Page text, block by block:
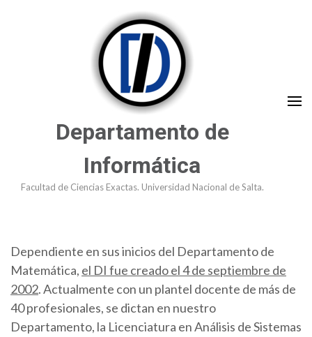
Departamento de
Informática
Facultad de Ciencias Exactas. Universidad Nacional de Salta.
Dependiente en sus inicios del Departamento de
Matemática, el DI fue creado el 4 de septiembre de
2002. Actualmente con un plantel docente de más de
40 profesionales, se dictan en nuestro
Departamento, la Licenciatura en Análisis de Sistemas